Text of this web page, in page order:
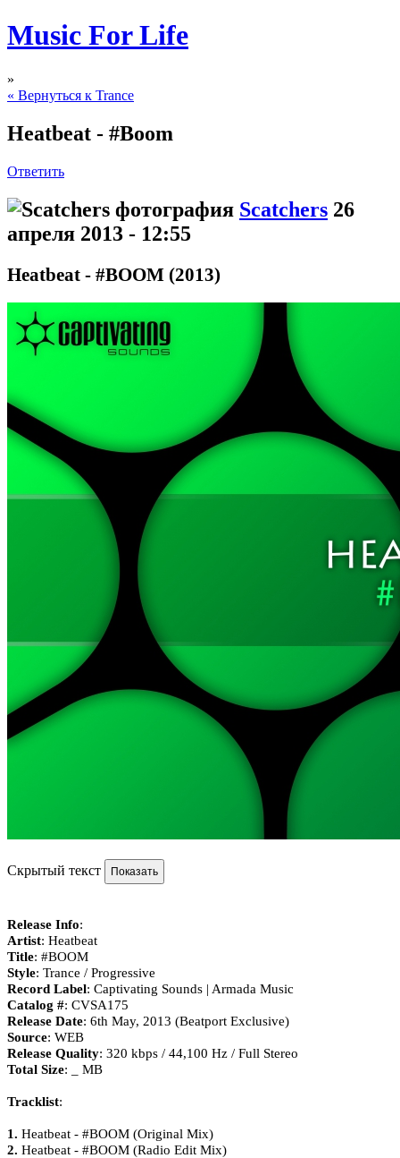
Music For Life
»
« Вернуться к Trance
Heatbeat - #Boom
Ответить
Scatchers 26
апреля 2013 - 12:55
Heatbeat - #BOOM (2013)
Скрытый текст
Release Info:
Artist: Heatbeat
Title: #BOOM
Style: Trance / Progressive
Record Label: Captivating Sounds | Armada Music
Catalog #: CVSA175
Release Date: 6th May, 2013 (Beatport Exclusive)
Source: WEB
Release Quality: 320 kbps / 44,100 Hz / Full Stereo
Total Size: _ MB
Tracklist:
1. Heatbeat - #BOOM (Original Mix)
2. Heatbeat - #BOOM (Radio Edit Mix)